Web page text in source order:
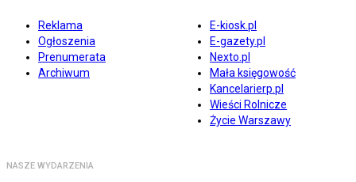
Reklama
Ogłoszenia
Prenumerata
Archiwum
E-kiosk.pl
E-gazety.pl
Nexto.pl
Mała księgowość
Kancelarierp.pl
Wieści Rolnicze
Życie Warszawy
NASZE WYDARZENIA